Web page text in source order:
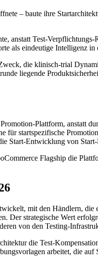
– baute ihre
anstatt Test-
als eindeutige Intelligenz
die klinisch-trial
liegende
Plattform, anstatt
für startspezifische
Start-Entwicklung von
Flagship die
mit den Händlern,
Der strategische Wert
von den Testing-
die Test-
arbeitet, die auf